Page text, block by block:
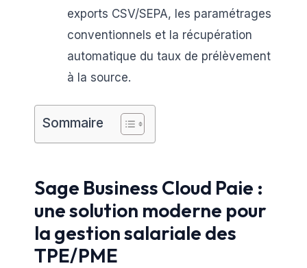
exports CSV/SEPA, les paramétrages
conventionnels et la récupération
automatique du taux de prélèvement
à la source.
Sommaire
Sage Business Cloud Paie :
une solution moderne pour
la gestion salariale des
TPE/PME